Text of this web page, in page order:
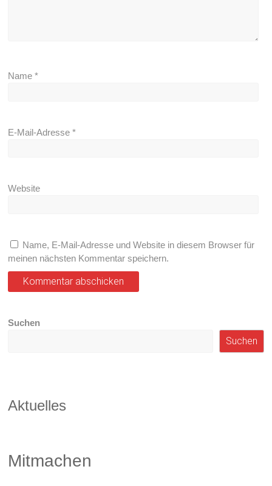
Name*
E-Mail-Adresse*
Website
Name, E-Mail-Adresse und Website in diesem Browser für
meinen nächsten Kommentar speichern.
Suchen
Suchen
Aktuelles
Mitmachen